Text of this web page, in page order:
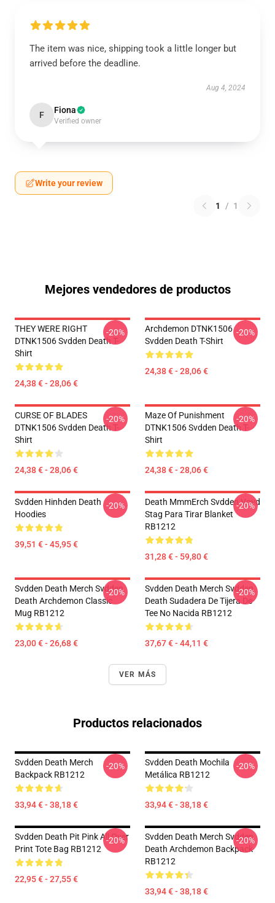
The item was nice, shipping took a little longer but
arrived before the deadline.
Aug 4, 2024
F Fiona
Verified owner
Write your review
1 / 1
Mejores vendedores de productos
THEY WERE RIGHT
DTNK1506 Svdden Death T-
Shirt
24,38 € - 28,06 €
-20%
Archdemon DTNK1506
Svdden Death T-Shirt
24,38 € - 28,06 €
-20%
CURSE OF BLADES
DTNK1506 Svdden Death T-
Shirt
24,38 € - 28,06 €
-20%
Maze Of Punishment
DTNK1506 Svdden Death T-
Shirt
24,38 € - 28,06 €
-20%
Svdden Hinhden Death
Hoodies
39,51 € - 45,95 €
-20%
Death MmmErch Svdden Voyd
Stag Para Tirar Blanket
RB1212
31,28 € - 59,80 €
-20%
Svdden Death Merch Svdden
Death Archdemon Classic
Mug RB1212
23,00 € - 26,68 €
-20%
Svdden Death Merch Svdden
Death Sudadera De Tijera De
Tee No Nacida RB1212
37,67 € - 44,11 €
-20%
VER MÁS
Productos relacionados
Svdden Death Merch
Backpack RB1212
33,94 € - 38,18 €
-20%
Svdden Death Mochila
Metálica RB1212
33,94 € - 38,18 €
-20%
Svdden Death Pit Pink All Over
Print Tote Bag RB1212
22,95 € - 27,55 €
-20%
Svdden Death Merch Svdden
Death Archdemon Backpack
RB1212
33,94 € - 38,18 €
-20%